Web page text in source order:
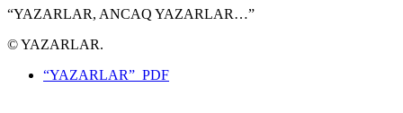
“YAZARLAR, ANCAQ YAZARLAR…”
© YAZARLAR.
“YAZARLAR” PDF